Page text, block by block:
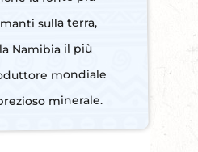
sulla terra,
Namibia il più
mondiale
minerale.